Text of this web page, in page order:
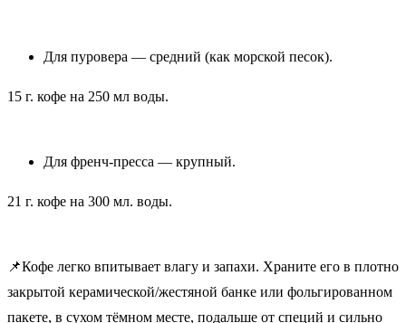
Для пуровера — средний (как морской песок).
15 г. кофе на 250 мл воды.
Для френч-пресса — крупный.
21 г. кофе на 300 мл. воды.
📌Кофе легко впитывает влагу и запахи. Храните его в плотно
закрытой керамической/жестяной банке или фольгированном
пакете, в сухом тёмном месте, подальше от специй и сильно